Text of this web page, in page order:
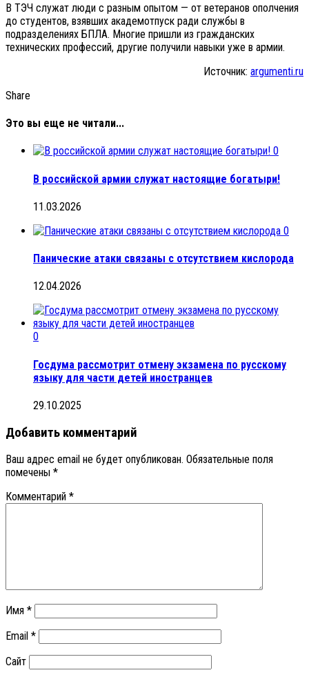
В ТЭЧ служат люди с разным опытом — от ветеранов ополчения
до студентов, взявших академотпуск ради службы в
подразделениях БПЛА. Многие пришли из гражданских
технических профессий, другие получили навыки уже в армии.
Источник: argumenti.ru
Share
Это вы еще не читали...
0
В российской армии служат настоящие богатыри!
11.03.2026
0
Панические атаки связаны с отсутствием кислорода
12.04.2026
0
Госдума рассмотрит отмену экзамена по русскому
языку для части детей иностранцев
29.10.2025
Добавить комментарий
Ваш адрес email не будет опубликован. Обязательные поля
помечены *
Комментарий *
Имя *
Email *
Сайт